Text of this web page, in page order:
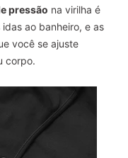
pressão na virilha é
ao banheiro, e as
você se ajuste
corpo.